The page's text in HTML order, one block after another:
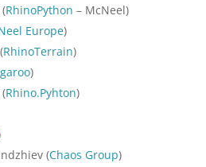
RhinoPython – McNeel)
Europe)
RhinoTerrain)
)
Rhino.Pyhton)
(Chaos Group)